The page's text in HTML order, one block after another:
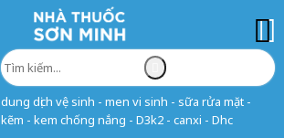
dung dịch vệ sinh - men vi sinh - sữa rửa mặt -
kẽm - kem chống nắng - D3k2 - canxi - Dhc